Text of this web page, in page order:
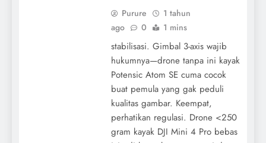
Purure
1 tahun
ago
0 1 mins
stabilisasi. Gimbal 3-axis wajib
hukumnya—drone tanpa ini kayak
Potensic Atom SE cuma cocok
buat pemula yang gak peduli
kualitas gambar. Keempat,
perhatikan regulasi. Drone <250
gram kayak DJI Mini 4 Pro bebas